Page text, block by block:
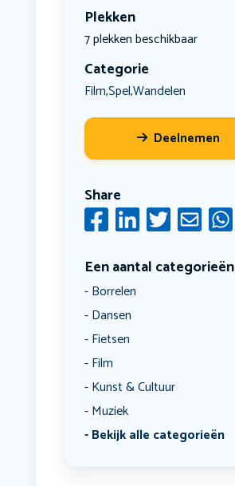
Plekken
7 plekken beschikbaar
Categorie
Film,Spel,Wandelen
Deelnemen
Share
Een aantal categorieën
Borrelen
Dansen
Fietsen
Film
Kunst & Cultuur
Muziek
Bekijk alle categorieën